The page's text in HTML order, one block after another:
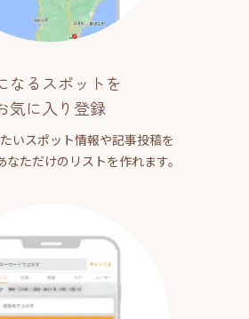
なるスポットを
気に入り登録
いスポット情報や記事投稿を
ただけのリストを作れます。